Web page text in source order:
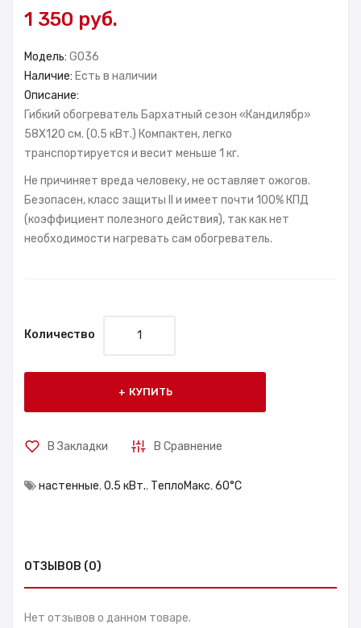
1 350 руб.
Модель: GO36
Наличие: Есть в наличии
Описание:
Гибкий обогреватель Бархатный сезон «Кандилябр»
58X120 см. (0.5 кВт.) Компактен, легко
транспортируется и весит меньше 1 кг.
Не причиняет вреда человеку, не оставляет ожогов.
Безопасен, класс защиты II и имеет почти 100% КПД
(коэффициент полезного действия), так как нет
необходимости нагревать сам обогреватель.
Количество
КУПИТЬ
В Закладки В Сравнение
настенные,0.5 кВт., ТеплоМакс,60°С
ОТЗЫВОВ (0)
Нет отзывов о данном товаре.